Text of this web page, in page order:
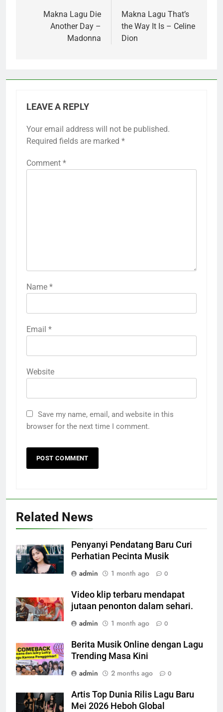
navigation
Makna Lagu Die
Another Day –
Madonna
Makna Lagu That’s
the Way It Is – Celine
Dion
LEAVE A REPLY
Your email address will not be published.
Required fields are marked *
Comment *
Name *
Email *
Website
Save my name, email, and website in this
browser for the next time I comment.
Related News
Penyanyi Pendatang Baru Curi
Perhatian Pecinta Musik
admin
1 month ago 0
Video klip terbaru mendapat
jutaan penonton dalam sehari.
admin
1 month ago 0
Berita Musik Online dengan Lagu
Trending Masa Kini
admin
2 months ago 0
Artis Top Dunia Rilis Lagu Baru
Mei 2026 Heboh Global